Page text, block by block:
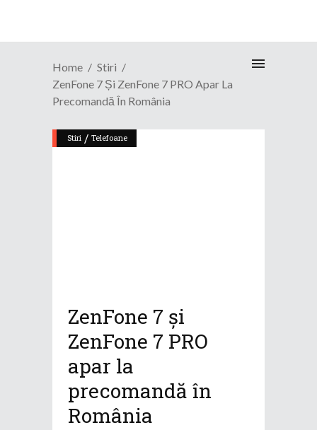
Home
Stiri
ZenFone 7 Și ZenFone 7 PRO Apar La
Precomandă În România
Stiri / Telefoane
ZenFone 7 și
ZenFone 7 PRO
apar la
precomandă în
România